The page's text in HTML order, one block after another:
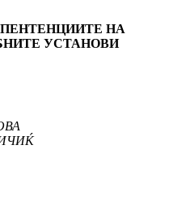
НА
УСТАНОВИ